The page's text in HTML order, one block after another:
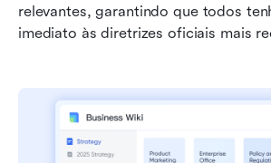
relevantes, garantindo que todos
imediato às diretrizes oficiais mais